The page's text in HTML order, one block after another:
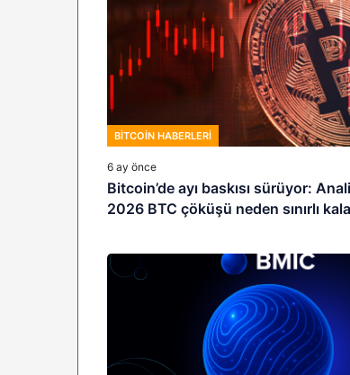
BITCOIN HABERLERI
6 ay önce
Bitcoin’de ayı baskısı sürüyor:
2026 BTC çöküşü neden sınırlı